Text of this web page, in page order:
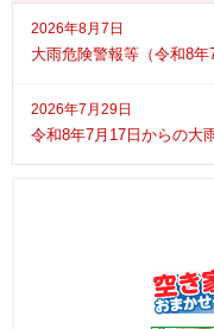
2026年8月7日
大雨危険警報等（令和8年
2026年7月29日
令和8年7月17日からの大